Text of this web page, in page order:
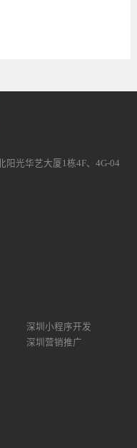
阳光华艺大厦1栋4F、4G-04
深圳小程序开发
深圳营销推广